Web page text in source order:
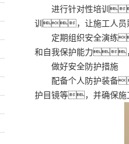
进行针对性培训
训，让施工人员
定期组织安全演练
和自我保护能力
做好安全防护措施
配备个人防护装
护目镜等，并确保